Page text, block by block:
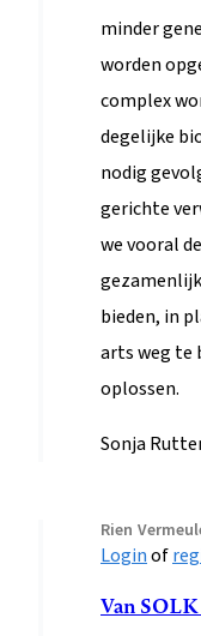
minder
worden
complex
degelijke
nodig
gerichte
we vooral
bieden, in
arts weg te
oplossen.
Sonja
Rien
Als
op
Login of
Van